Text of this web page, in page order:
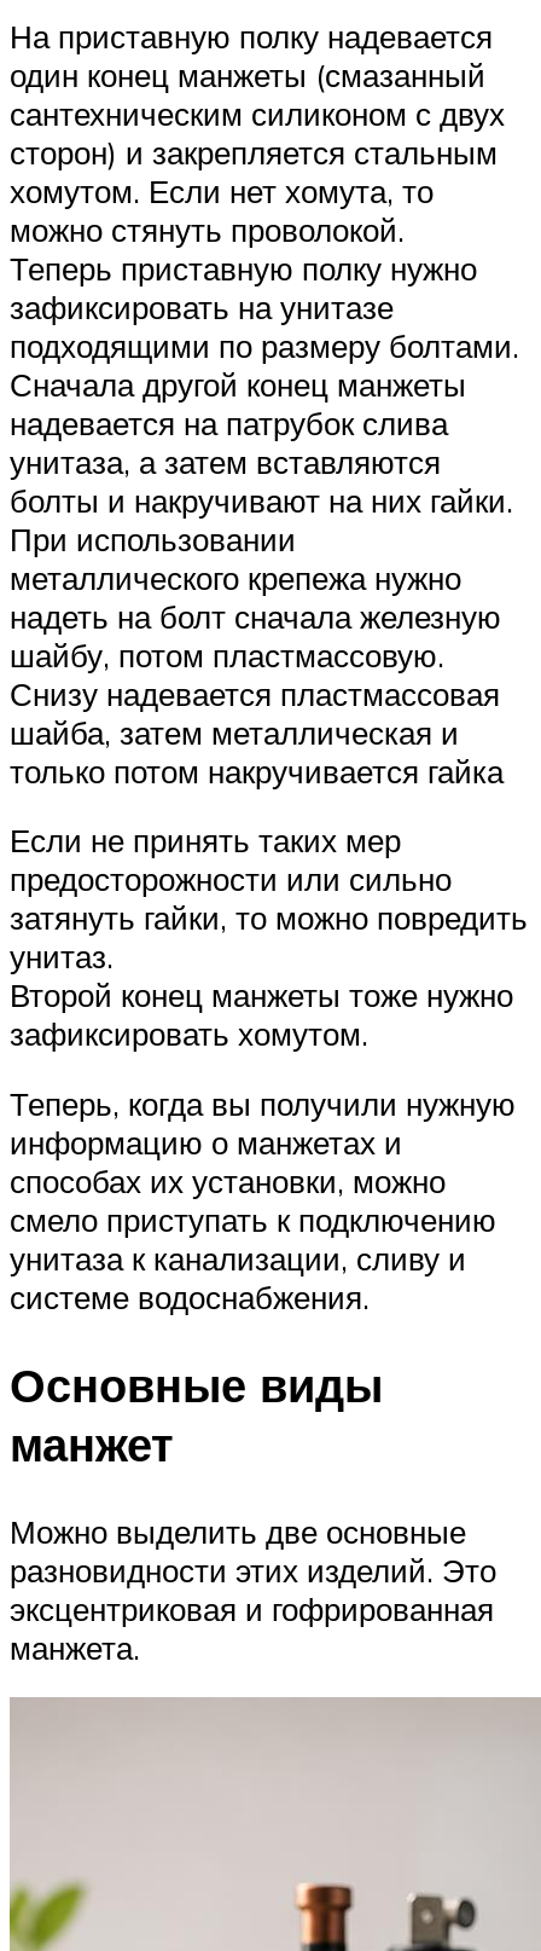
На приставную полку надевается
один конец манжеты (смазанный
сантехническим силиконом с двух
сторон) и закрепляется стальным
хомутом. Если нет хомута, то
можно стянуть проволокой.
Теперь приставную полку нужно
зафиксировать на унитазе
подходящими по размеру болтами.
Сначала другой конец манжеты
надевается на патрубок слива
унитаза, а затем вставляются
болты и накручивают на них гайки.
При использовании
металлического крепежа нужно
надеть на болт сначала железную
шайбу, потом пластмассовую.
Снизу надевается пластмассовая
шайба, затем металлическая и
только потом накручивается гайка
Если не принять таких мер
предосторожности или сильно
затянуть гайки, то можно повредить
унитаз.
Второй конец манжеты тоже нужно
зафиксировать хомутом.
Теперь, когда вы получили нужную
информацию о манжетах и
способах их установки, можно
смело приступать к подключению
унитаза к канализации, сливу и
системе водоснабжения.
Основные виды
манжет
Можно выделить две основные
разновидности этих изделий. Это
эксцентриковая и гофрированная
манжета.